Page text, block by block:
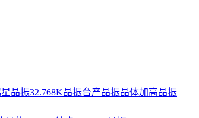
晶振32.768K晶振台产晶振晶体加高晶振